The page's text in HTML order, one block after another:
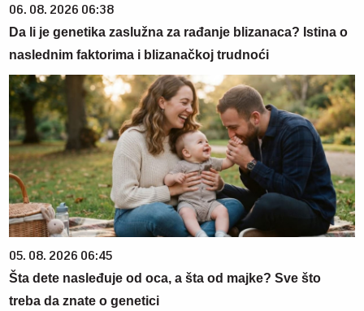
06. 08. 2026 06:38
Da li je genetika zaslužna za rađanje blizanaca? Istina o
naslednim faktorima i blizanačkoj trudnoći
05. 08. 2026 06:45
Šta dete nasleđuje od oca, a šta od majke? Sve što
treba da znate o genetici